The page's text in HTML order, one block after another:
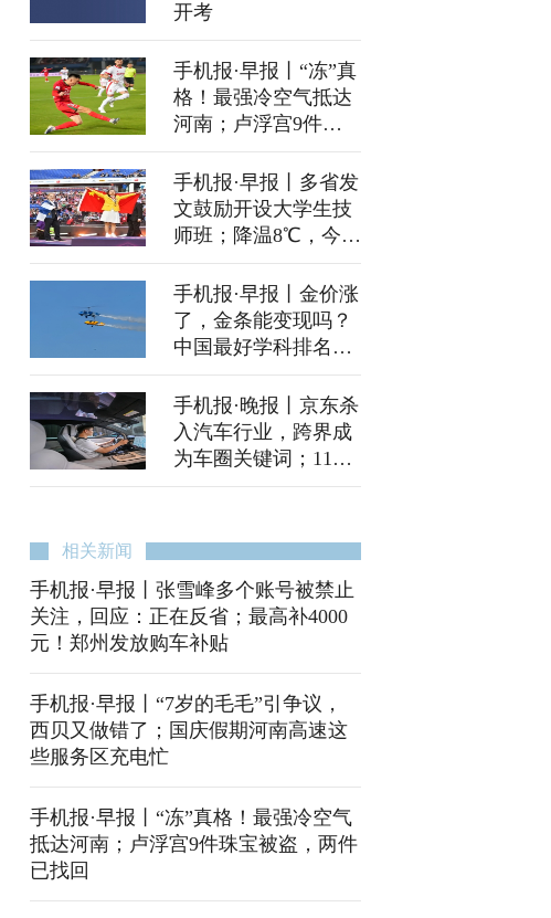
开考
手机报·早报丨“冻”真
格！最强冷空气抵达
河南；卢浮宫9件珠
宝被盗，两件已找回
手机报·早报丨多省发
文鼓励开设大学生技
师班；降温8℃，今
夜河南部分地区有雪
手机报·早报丨金价涨
了，金条能变现吗？
中国最好学科排名发
布，河南18所高校上
榜
手机报·晚报丨京东杀
入汽车行业，跨界成
为车圈关键词；11月
1日至30日，入户调
相关新闻
手机报·早报丨张雪峰多个账号被禁止
关注，回应：正在反省；最高补4000
元！郑州发放购车补贴
手机报·早报丨“7岁的毛毛”引争议，
西贝又做错了；国庆假期河南高速这
些服务区充电忙
手机报·早报丨“冻”真格！最强冷空气
抵达河南；卢浮宫9件珠宝被盗，两件
已找回